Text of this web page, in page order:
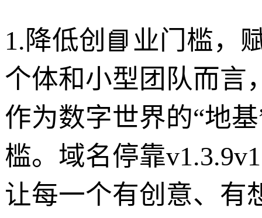
1.降低创📘业门槛，
个体和小型团队而言
作为数字世界的“地
槛。域名停靠
让每一个有创意、有